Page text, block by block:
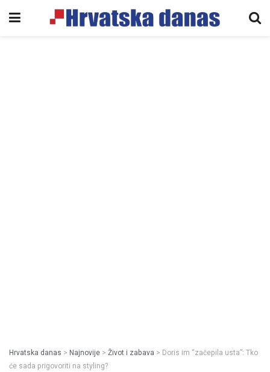
Hrvatska danas > Najnovije > Život i zabava > Doris im “začepila usta”: Tko
će sada prigovoriti na styling?